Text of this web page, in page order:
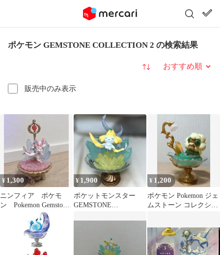
ポケモン GEMSTONE COLLECTION 2 の検索結果
販売中のみ表示
並び替え
¥ 1,300
ニンフィア ポケモ
ン Pokemon Gemstone
¥ 1,900
ポケットモンスター
GEMSTONE
¥ 1,200
ポケモン Pokemon ジェ
ムストーン コレクショ